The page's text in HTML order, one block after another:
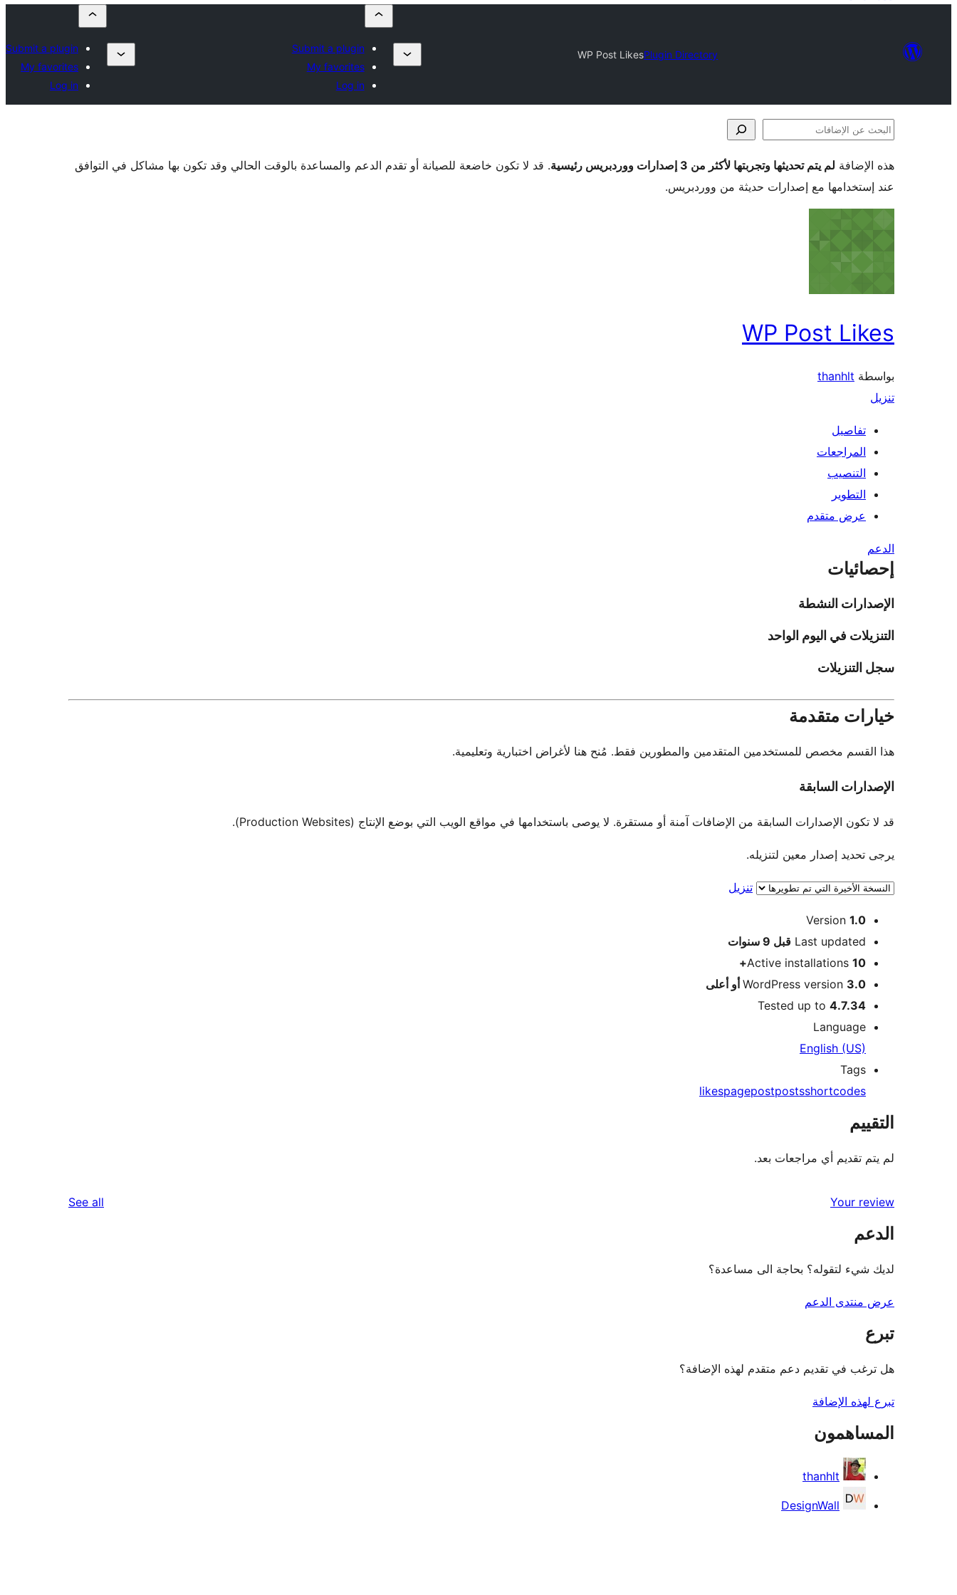
Plugin Directory
WP Post Likes
Submit a plugin
My favorites
Log in
Submit a plugin
My favorites
Log in
البحث
الإضافات
هذه الإضافة لم يتم تحديثها وتجربتها لأكثر من 3 إصدارات ووردبريس رئيسية
. قد لا تكون خاضعة للصيانة أو تقدم الدعم والمساعدة بالوقت الحالي وقد تكون بها مشاكل في التوافق
عند إستخدامها مع إصدارات حديثة من ووردبريس.
WP Post Likes
بواسطة thanhlt
تنزيل
تفاصيل
المراجعات
التنصيب
التطوير
عرض متقدم
الدعم
إحصائيات
الإصدارات النشطة
التنزيلات في اليوم الواحد
سجل التنزيلات
خيارات متقدمة
هذا القسم مخصص للمستخدمين المتقدمين والمطورين فقط. مُنح هنا لأغراض اختبارية وتعليمية.
الإصدارات السابقة
قد لا تكون الإصدارات السابقة من الإضافات آمنة أو مستقرة. لا يوصى باستخدامها في مواقع الويب التي بوضع الإنتاج (Production Websites).
يرجى تحديد إصدار معين لتنزيله.
تنزيل
ميتا
Meta
Version 1.0
Last updated قبل 9 سنوات
Active installations 10+
WordPress version 3.0 أو أعلى
Tested up to 4.7.34
Language
English (US)
Tags
likespagepostpostsshortcodes
التقييم
لم يتم تقديم أي مراجعات بعد.
Your review
See all
الدعم
لديك شيء لتقوله؟ بحاجة الى مساعدة؟
عرض منتدى الدعم
تبرع
هل ترغب في تقديم دعم متقدم لهذه الإضافة؟
تبرع لهذه الإضافة
المساهمون
thanhlt
DesignWall